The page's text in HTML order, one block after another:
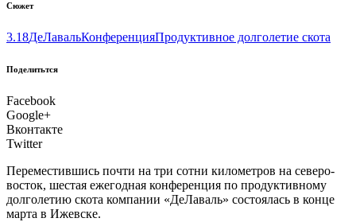
Сюжет
3.18ДеЛавальКонференцияПродуктивное долголетие скота
Поделитьтся
Facebook
Google+
Вконтакте
Twitter
Пере­ме­стив­шись почти на три сот­ни кило­мет­ров на севе­ро-
восток, шестая еже­год­ная кон­фе­рен­ция по про­дук­тив­но­му
дол­го­ле­тию ско­та ком­па­нии «ДеЛа­валь» состо­я­лась в кон­це
мар­та в Ижевске.